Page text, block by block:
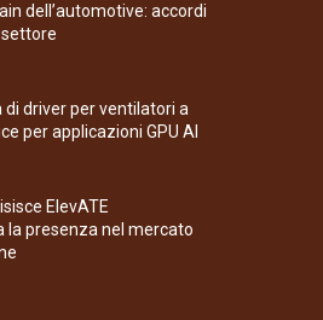
dell’automotive: accordi
driver per ventilatori a
per applicazioni GPU AI
ElevATE
presenza nel mercato